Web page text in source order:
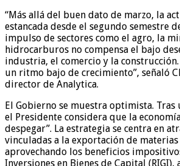
“Más allá del buen dato de marzo, la
estancada desde el segundo semestre
impulso de sectores como el agro, la
hidrocarburos no compensa el bajo
industria, el comercio y la
un ritmo bajo de crecimiento”, señaló
director de Analytica.
El Gobierno se muestra optimista. Tras
el Presidente considera que la
despegar”. La estrategia se centra en
vinculadas a la exportación de
aprovechando los beneficios
Inversiones en Bienes de Capital (RIGI),